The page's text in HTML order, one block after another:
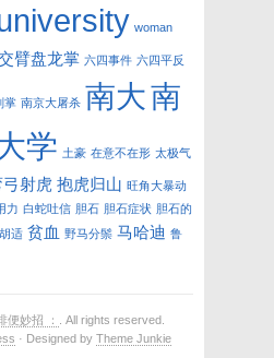
woman
臂盘龙掌 六四事件 六四平反
掌 南京大屠杀 南大南
学 土豪 在意不在形 太极气
弓射虎 抱虎归山 旺角大暴动
力 白蛇吐信 胆石 胆石症状 胆石的
胡适 贫血 野马分鬃 马哈迪 鲁
便妙招 ：
. All rights reserved.
· Designed by Theme Junkie